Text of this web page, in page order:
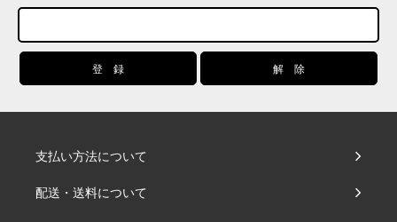
支払い方法について
配送・送料について